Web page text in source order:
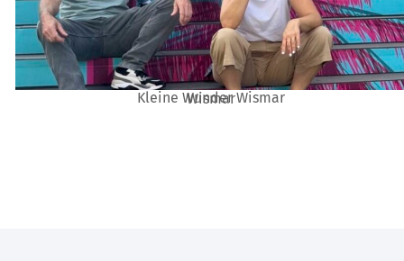
Wismar
Kleine Wunder Wismar